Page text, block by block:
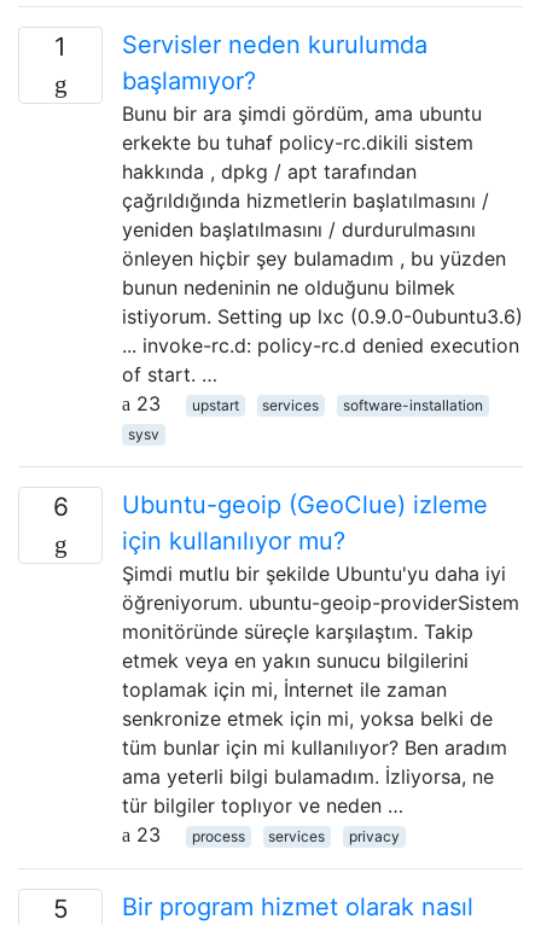
1
Servisler neden kurulumda
başlamıyor?
Bunu bir ara şimdi gördüm, ama ubuntu
erkekte bu tuhaf policy-rc.dikili sistem
hakkında , dpkg / apt tarafından
çağrıldığında hizmetlerin başlatılmasını /
yeniden başlatılmasını / durdurulmasını
önleyen hiçbir şey bulamadım , bu yüzden
bunun nedeninin ne olduğunu bilmek
istiyorum. Setting up lxc (0.9.0-0ubuntu3.6)
... invoke-rc.d: policy-rc.d denied execution
of start. …
23
upstart services
software-installation
sysv
6
Ubuntu-geoip (GeoClue) izleme
için kullanılıyor mu?
Şimdi mutlu bir şekilde Ubuntu'yu daha iyi
öğreniyorum. ubuntu-geoip-providerSistem
monitöründe süreçle karşılaştım. Takip
etmek veya en yakın sunucu bilgilerini
toplamak için mi, İnternet ile zaman
senkronize etmek için mi, yoksa belki de
tüm bunlar için mi kullanılıyor? Ben aradım
ama yeterli bilgi bulamadım. İzliyorsa, ne
tür bilgiler toplıyor ve neden …
23
process services privacy
5
Bir program hizmet olarak nasıl